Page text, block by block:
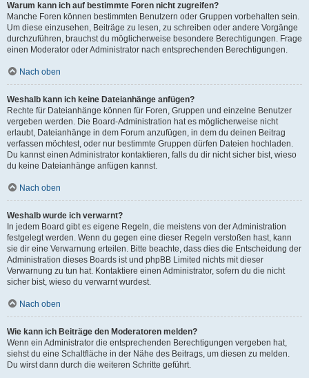
Warum kann ich auf bestimmte Foren nicht zugreifen?
Manche Foren können bestimmten Benutzern oder Gruppen vorbehalten sein.
Um diese einzusehen, Beiträge zu lesen, zu schreiben oder andere Vorgänge
durchzuführen, brauchst du möglicherweise besondere Berechtigungen. Frage
einen Moderator oder Administrator nach entsprechenden Berechtigungen.
Nach oben
Weshalb kann ich keine Dateianhänge anfügen?
Rechte für Dateianhänge können für Foren, Gruppen und einzelne Benutzer
vergeben werden. Die Board-Administration hat es möglicherweise nicht
erlaubt, Dateianhänge in dem Forum anzufügen, in dem du deinen Beitrag
verfassen möchtest, oder nur bestimmte Gruppen dürfen Dateien hochladen.
Du kannst einen Administrator kontaktieren, falls du dir nicht sicher bist, wieso
du keine Dateianhänge anfügen kannst.
Nach oben
Weshalb wurde ich verwarnt?
In jedem Board gibt es eigene Regeln, die meistens von der Administration
festgelegt werden. Wenn du gegen eine dieser Regeln verstoßen hast, kann
sie dir eine Verwarnung erteilen. Bitte beachte, dass dies die Entscheidung der
Administration dieses Boards ist und phpBB Limited nichts mit dieser
Verwarnung zu tun hat. Kontaktiere einen Administrator, sofern du die nicht
sicher bist, wieso du verwarnt wurdest.
Nach oben
Wie kann ich Beiträge den Moderatoren melden?
Wenn ein Administrator die entsprechenden Berechtigungen vergeben hat,
siehst du eine Schaltfläche in der Nähe des Beitrags, um diesen zu melden.
Du wirst dann durch die weiteren Schritte geführt.